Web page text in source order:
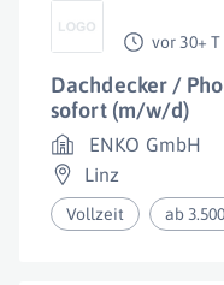
vor 30+ T
Dachdecker /
sofort (m/w/d)
ENKO GmbH
Linz
Vollzeit ab